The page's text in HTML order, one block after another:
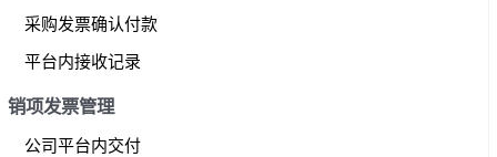
采购发票确认付款
平台内接收记录
销项发票管理
公司平台内交付